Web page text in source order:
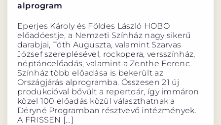
VÁNDORSZÍNHÁZ DÉRYNÉ TÁRSULAT
KÖZREMŰKÖDŐK:
STÁB
SZAKMAI BIZOTTSÁG
alprogram
Eperjes Károly és Földes László HOBO
előadóestje, a Nemzeti Színház nagy sikerű
darabjai, Tóth Auguszta, valamint Szarvas
József szereplésével, rockopera, versszínház,
néptáncelőadás, valamint a Zenthe Ferenc
Színház több előadása is bekerült az
Országjárás alprogramba. Összesen 21 új
produkcióval bővült a repertoár, így immáron
közel 100 előadás közül választhatnak a
Déryné Programban résztvevő intézmények.
A FRISSEN […]